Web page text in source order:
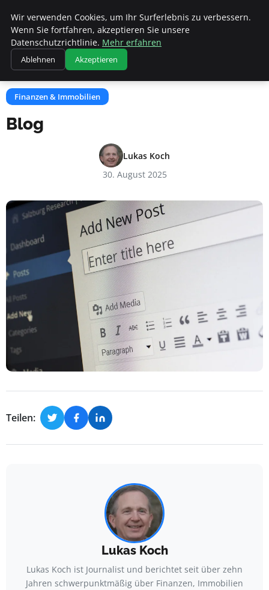
Geheimesleben
Startseite Finanzen & Immobilien
Finanzen & Immobilien
Blog
Lukas Koch
30. August 2025
Teilen:
Lukas Koch
Lukas Koch ist Journalist und berichtet seit über zehn
Jahren schwerpunktmäßig über Finanzen, Immobilien
Wir verwenden Cookies, um Ihr Surferlebnis zu verbessern.
Wenn Sie fortfahren, akzeptieren Sie unsere
Datenschutzrichtlinie. Mehr erfahren
Ablehnen Akzeptieren